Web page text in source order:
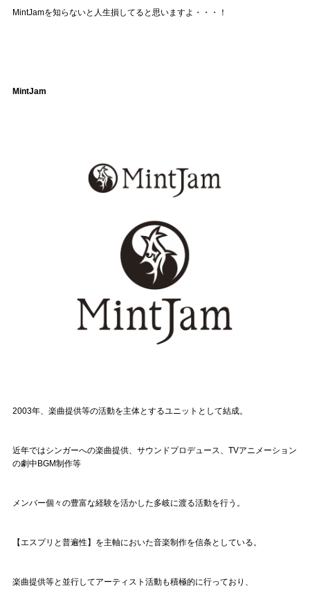
MintJamを知らないと人生損してると思いますよ・・・！
MintJam
2003年、楽曲提供等の活動を主体とするユニットとして結成。
近年ではシンガーへの楽曲提供、サウンドプロデュース、TVアニメーション
の劇中BGM制作等
メンバー個々の豊富な経験を活かした多岐に渡る活動を行う。
【エスプリと普遍性】を主軸においた音楽制作を信条としている。
楽曲提供等と並行してアーティスト活動も積極的に行っており、